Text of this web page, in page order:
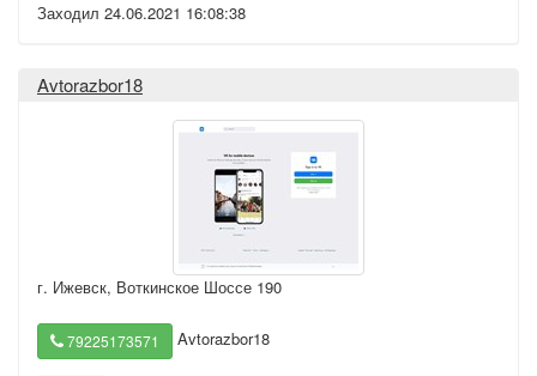
Заходил 24.06.2021 16:08:38
Avtorazbor18
г. Ижевск, Воткинское Шоссе 190
79225173571 Avtorazbor18